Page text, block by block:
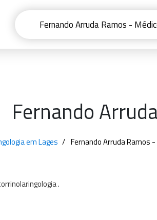
Fernando
em Lages Fernando Arruda Ramos -
.